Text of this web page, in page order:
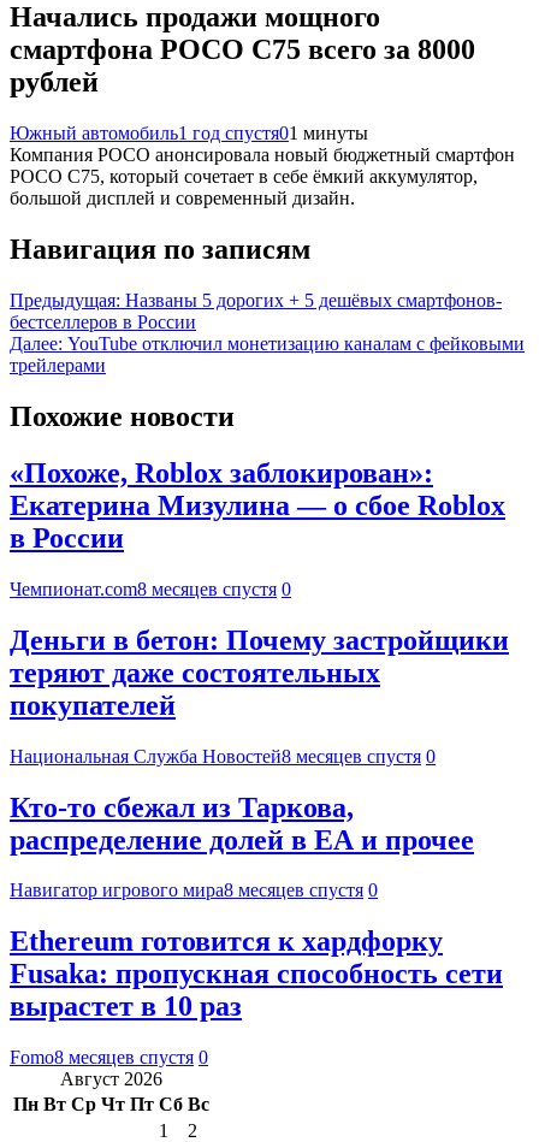
Начались продажи мощного
смартфона POCO C75 всего за 8000
рублей
Южный автомобиль1 год спустя01 минуты
Компания POCO анонсировала новый бюджетный смартфон
POCO C75, который сочетает в себе ёмкий аккумулятор,
большой дисплей и современный дизайн.
Навигация по записям
Предыдущая: Названы 5 дорогих + 5 дешёвых смартфонов-
бестселлеров в России
Далее: YouTube отключил монетизацию каналам с фейковыми
трейлерами
Похожие новости
«Похоже, Roblox заблокирован»:
Екатерина Мизулина — о сбое Roblox
в России
Чемпионат.com8 месяцев спустя 0
Деньги в бетон: Почему застройщики
теряют даже состоятельных
покупателей
Национальная Служба Новостей8 месяцев спустя 0
Кто-то сбежал из Таркова,
распределение долей в ЕА и прочее
Навигатор игрового мира8 месяцев спустя 0
Ethereum готовится к хардфорку
Fusaka: пропускная способность сети
вырастет в 10 раз
Fomo8 месяцев спустя 0
Август 2026
Пн Вт Ср Чт Пт Сб Вс
1
2